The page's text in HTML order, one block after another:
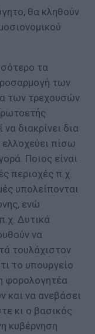
θα κληθούν
τα
των
των τρεχουσών
διακρίνει δια
πίσω
Ποιος είναι
περιοχές π.χ.
υπολείπονται
ενώ
Δυτικά
να
τουλάχιστον
το υπουργείο
φορολογητέα
και να ανεβάσει
κι ο βασικός
κυβέρνηση